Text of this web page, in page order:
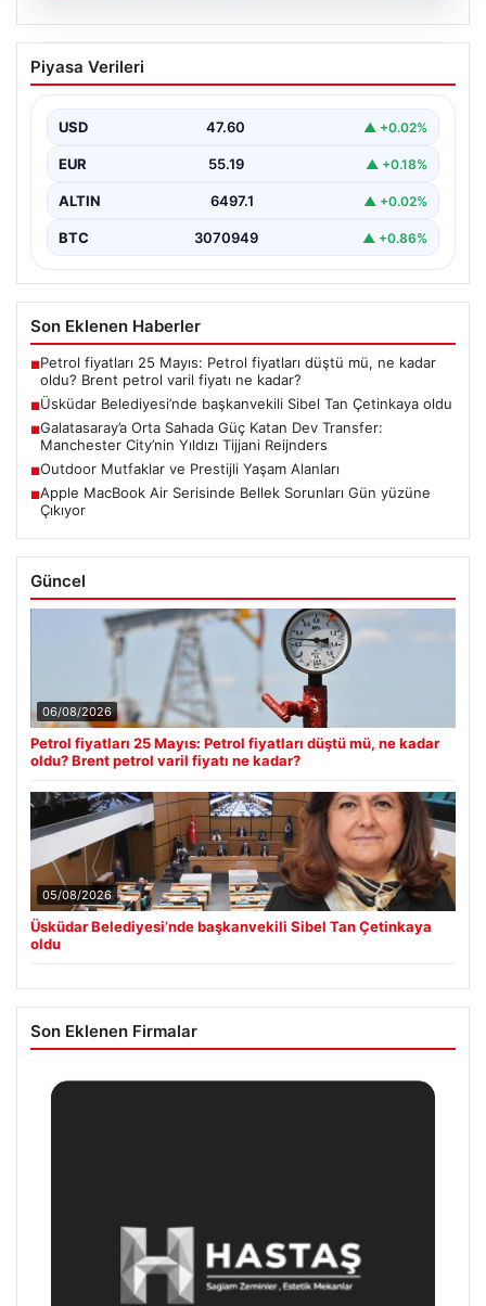
05.08.2026
Üsküdar Belediyesi’nde başkanvekili
Sibel Tan Çetinkaya oldu
Piyasa Verileri
USD 47.60 ▲ +0.02%
EUR 55.19 ▲ +0.18%
ALTIN 6497.1 ▲ +0.02%
BTC 3070949 ▲ +0.86%
Son Eklenen Haberler
■Petrol fiyatları 25 Mayıs: Petrol fiyatları düştü mü, ne kadar
oldu? Brent petrol varil fiyatı ne kadar?
■Üsküdar Belediyesi’nde başkanvekili Sibel Tan Çetinkaya oldu
■Galatasaray’a Orta Sahada Güç Katan Dev Transfer:
Manchester City’nin Yıldızı Tijjani Reijnders
■Outdoor Mutfaklar ve Prestijli Yaşam Alanları
■Apple MacBook Air Serisinde Bellek Sorunları Gün yüzüne
Çıkıyor
Güncel
06/08/2026
Petrol fiyatları 25 Mayıs: Petrol fiyatları düştü mü, ne kadar
oldu? Brent petrol varil fiyatı ne kadar?
05/08/2026
Üsküdar Belediyesi’nde başkanvekili Sibel Tan Çetinkaya
oldu
Son Eklenen Firmalar